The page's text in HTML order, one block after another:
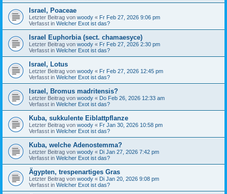
Israel, Poaceae
Letzter Beitrag von woody « Fr Feb 27, 2026 9:06 pm
Verfasst in Welcher Exot ist das?
Israel Euphorbia (sect. chamaesyce)
Letzter Beitrag von woody « Fr Feb 27, 2026 2:30 pm
Verfasst in Welcher Exot ist das?
Israel, Lotus
Letzter Beitrag von woody « Fr Feb 27, 2026 12:45 pm
Verfasst in Welcher Exot ist das?
Israel, Bromus madritensis?
Letzter Beitrag von woody « Do Feb 26, 2026 12:33 am
Verfasst in Welcher Exot ist das?
Kuba, sukkulente Eiblattpflanze
Letzter Beitrag von woody « Fr Jan 30, 2026 10:58 pm
Verfasst in Welcher Exot ist das?
Kuba, welche Adenostemma?
Letzter Beitrag von woody « Di Jan 27, 2026 7:42 pm
Verfasst in Welcher Exot ist das?
Ägypten, trespenartiges Gras
Letzter Beitrag von woody « Di Jan 20, 2026 9:08 pm
Verfasst in Welcher Exot ist das?